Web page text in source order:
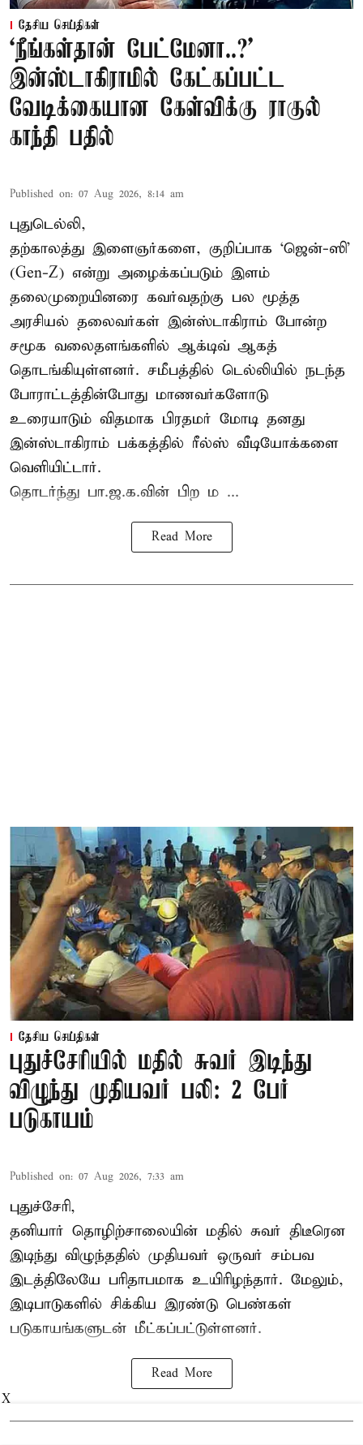
தேசிய செய்திகள்
‘நீங்கள்தான் பேட்மேனா..?’
இன்ஸ்டாகிராமில் கேட்கப்பட்ட
வேடிக்கையான கேள்விக்கு ராகுல்
காந்தி பதில்
Published on: 07 Aug 2026, 8:14 am
புதுடெல்லி,
தற்காலத்து இளைஞர்களை, குறிப்பாக ‘ஜென்-ஸி’
(Gen-Z) என்று அழைக்கப்படும் இளம்
தலைமுறையினரை கவர்வதற்கு பல மூத்த
அரசியல் தலைவர்கள் இன்ஸ்டாகிராம் போன்ற
சமூக வலைதளங்களில் ஆக்டிவ் ஆகத்
தொடங்கியுள்ளனர். சமீபத்தில் டெல்லியில் நடந்த
போராட்டத்தின்போது மாணவர்களோடு
உரையாடும் விதமாக பிரதமர் மோடி தனது
இன்ஸ்டாகிராம் பக்கத்தில் ரீல்ஸ் வீடியோக்களை
வெளியிட்டார்.
தொடர்ந்து பா.ஜ.க.வின் பிற ம ...
Read More
தேசிய செய்திகள்
புதுச்சேரியில் மதில் சுவர் இடிந்து
விழுந்து முதியவர் பலி: 2 பேர்
படுகாயம்
Published on: 07 Aug 2026, 7:33 am
புதுச்சேரி,
தனியார் தொழிற்சாலையின் மதில் சுவர் திடீரென
இடிந்து விழுந்ததில் முதியவர் ஒருவர் சம்பவ
இடத்திலேயே பரிதாபமாக உயிரிழந்தார். மேலும்,
இடிபாடுகளில் சிக்கிய இரண்டு பெண்கள்
படுகாயங்களுடன் மீட்கப்பட்டுள்ளனர்.
Read More
X